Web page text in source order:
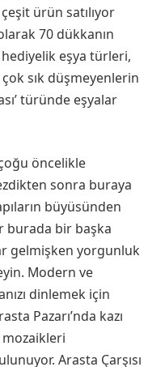
ürün satılıyor
70 dükkanın
eşya türleri,
sık düşmeyenlerin
türünde eşyalar
öncelikle
sonra buraya
büyüsünden
burada bir başka
gelmişken yorgunluk
Modern ve
dinlemek için
Pazarı’nda kazı
mozaikleri
Arasta Çarşısı